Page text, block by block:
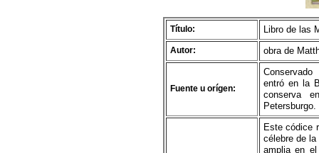
Título: Libro de las
Autor: obra de
Fuente u orígen:
entró en la
conserva
Este códice
célebre de
amplia en